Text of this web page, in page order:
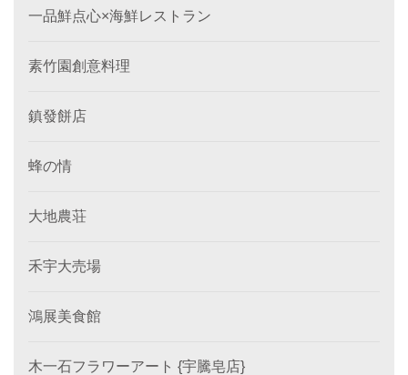
一品鮮点心×海鮮レストラン
素竹園創意料理
鎮發餅店
蜂の情
大地農荘
禾宇大売場
鴻展美食館
木一石フラワーアート {宇騰皂店}